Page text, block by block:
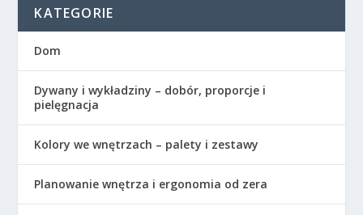
KATEGORIE
Dom
Dywany i wykładziny – dobór, proporcje i
pielęgnacja
Kolory we wnętrzach – palety i zestawy
Planowanie wnętrza i ergonomia od zera